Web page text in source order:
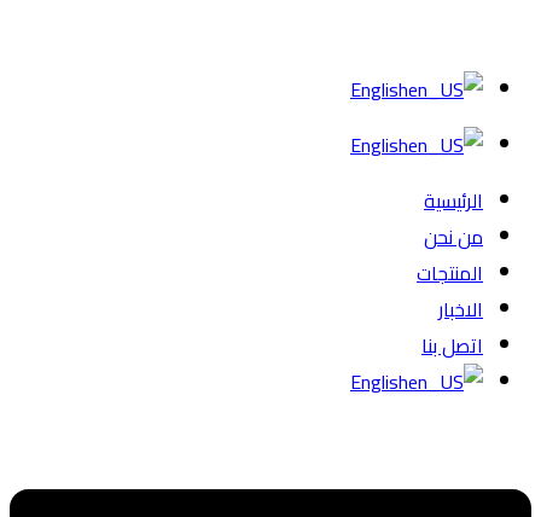
English
English
الرئيسية
من نحن
المنتجات
الاخبار
اتصل بنا
English